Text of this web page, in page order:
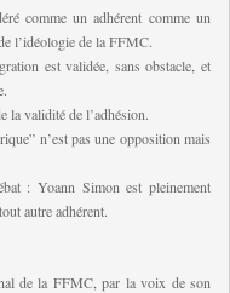
comme un adhérent comme un
l’idéologie de la FFMC.
est validée, sans obstacle, et
la validité de l’adhésion.
n’est pas une opposition mais
: Yoann Simon est pleinement
autre adhérent.
de la FFMC, par la voix de son